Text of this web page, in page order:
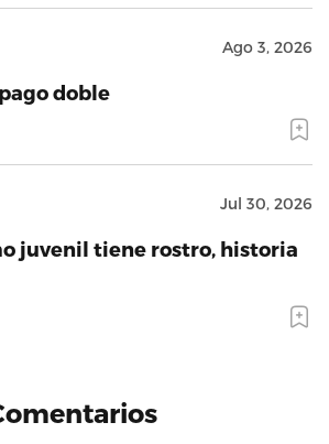
Ago 3, 2026
doble
Jul 30, 2026
juvenil tiene rostro, historia